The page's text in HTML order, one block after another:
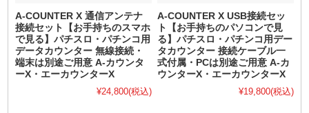
A-COUNTER X 通信アンテナ
接続セット【お手持ちのスマホ
で見る】パチスロ・パチンコ用
データカウンター 無線接続・
端末は別途ご用意 A-カウンタ
ーX・エーカウンターX
¥24,800(税込)
A-COUNTER X USB接続セッ
ト【お手持ちのパソコンで見
る】パチスロ・パチンコ用デー
タカウンター 接続ケーブル一
式付属・PCは別途ご用意 A-カ
ウンターX・エーカウンターX
¥19,800(税込)